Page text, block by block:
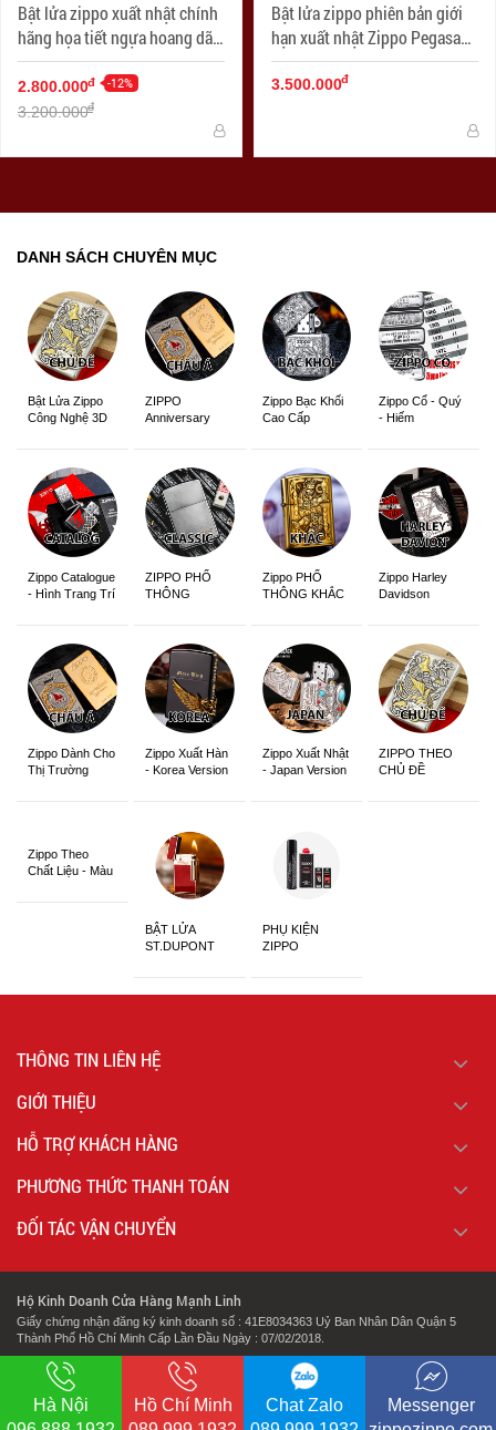
Bật lửa zippo xuất nhật chính
hãng họa tiết ngựa hoang dã
Specials
2.800.000đ -12%
3.200.000đ
Bật lửa zippo phiên bản giới
hạn xuất nhật Zippo Pegasas
cánh được mạ bạc
3.500.000đ
DANH SÁCH CHUYÊN MỤC
Bật Lửa Zippo
Công Nghệ 3D
ZIPPO
Anniversary
Zippo Bạc Khối
Cao Cấp
Zippo Cổ - Quý
- Hiếm
Zippo Catalogue
- Hình Trang Trí
ZIPPO PHỔ
THÔNG
Zippo PHỔ
THÔNG KHẮC
Zippo Harley
Davidson
Zippo Dành Cho
Thị Trường
Zippo Xuất Hàn
- Korea Version
Zippo Xuất Nhật
- Japan Version
ZIPPO THEO
CHỦ ĐỀ
Zippo Theo
Chất Liệu - Màu
BẬT LỬA
ST.DUPONT
PHỤ KIỆN
ZIPPO
THÔNG TIN LIÊN HỆ
GIỚI THIỆU
HỖ TRỢ KHÁCH HÀNG
PHƯƠNG THỨC THANH TOÁN
ĐỐI TÁC VẬN CHUYỂN
Hộ Kinh Doanh Cửa Hàng Mạnh Linh
Giấy chứng nhận đăng ký kinh doanh số : 41E8034363 Uỷ Ban Nhân Dân Quận 5
Thành Phố Hồ Chí Minh Cấp Lần Đầu Ngày : 07/02/2018.
.
Địa chỉ: 127 Cao Đạt Phường 1 Quận 5 Thành Phố Hồ Chí Minh
Hà Nội
Hồ Chí Minh
Chat Zalo
Messenger